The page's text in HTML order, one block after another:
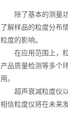
除了基本的测量功
了解样品的粒度分布
粒度的影响。
在应用范围上，粒
产品质量检测等多个
用。
超声衰减粒度仪以
相信粒度仪将在未来